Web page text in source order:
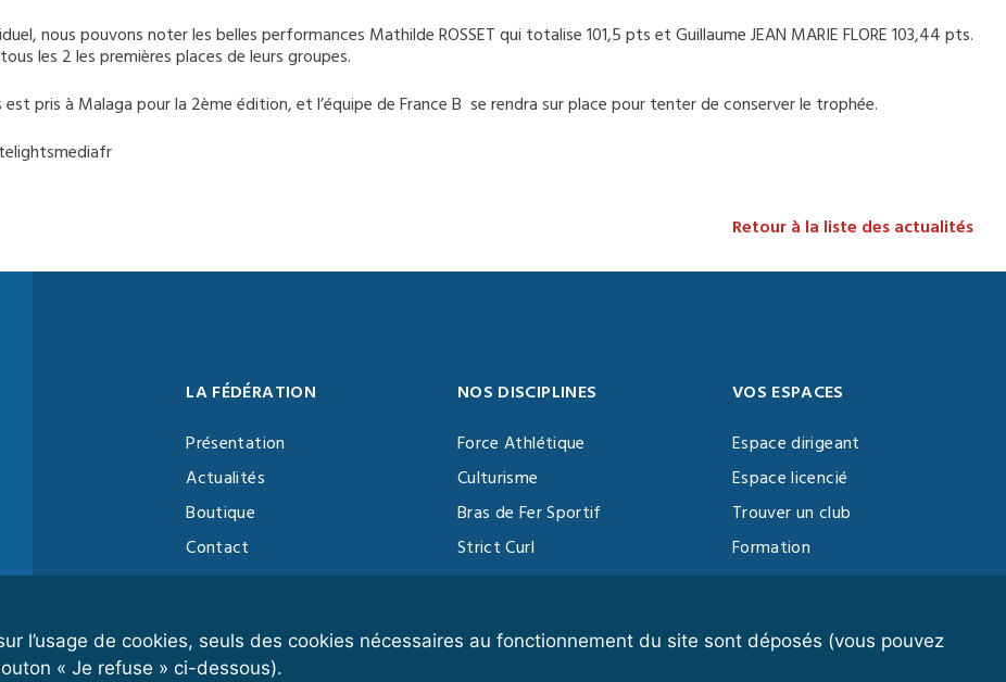
l’usage de cookies, seuls des cookies nécessaires au fonctionnement du site sont déposés (vous pouvez
« Je refuse » ci-dessous).
nous pouvons noter les belles performances Mathilde ROSSET qui totalise 101,5 pts et Guillaume JEAN MARIE FLORE 103,44 pts.
les 2 les premières places de leurs groupes.
est pris à Malaga pour la 2ème édition, et l’équipe de France B se rendra sur place pour tenter de conserver le trophée.
Retour à la liste des actualités
LA FÉDÉRATION
Présentation
Actualités
Boutique
Contact
Vidéothèque
NOS DISCIPLINES
Force Athlétique
Culturisme
Bras de Fer Sportif
Strict Curl
Functional Training
VOS ESPACES
Espace dirigeant
Espace licencié
Trouver un club
Formation